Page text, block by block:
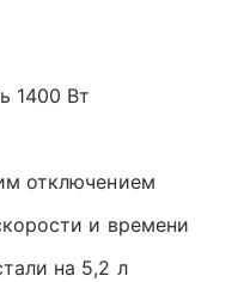
1400 Вт
отключением
и времени
на 5,2 л